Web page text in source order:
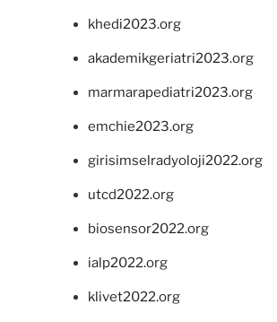
khedi2023.org
akademikgeriatri2023.org
marmarapediatri2023.org
emchie2023.org
girisimselradyoloji2022.org
utcd2022.org
biosensor2022.org
ialp2022.org
klivet2022.org